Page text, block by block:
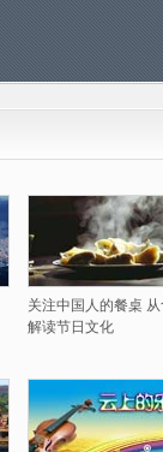
关注中国人的餐桌
解读节日文化